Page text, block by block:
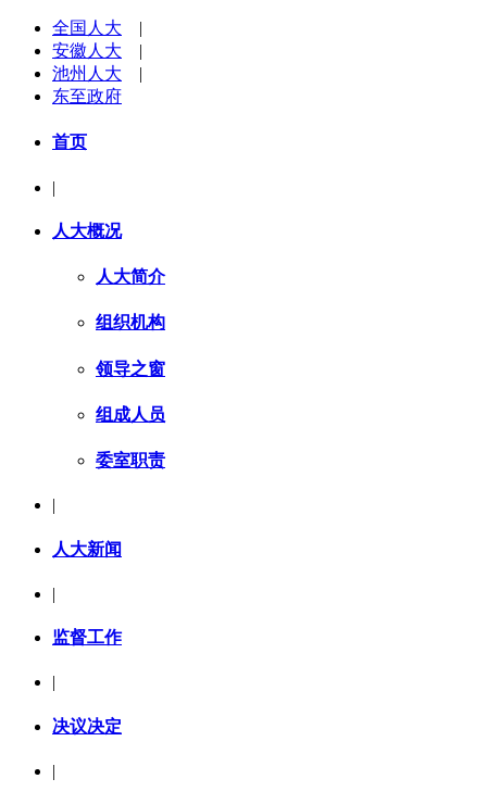
全国人大 |
安徽人大 |
池州人大 |
东至政府
首页
|
人大概况
人大简介
组织机构
领导之窗
组成人员
委室职责
|
人大新闻
|
监督工作
决议决定
|